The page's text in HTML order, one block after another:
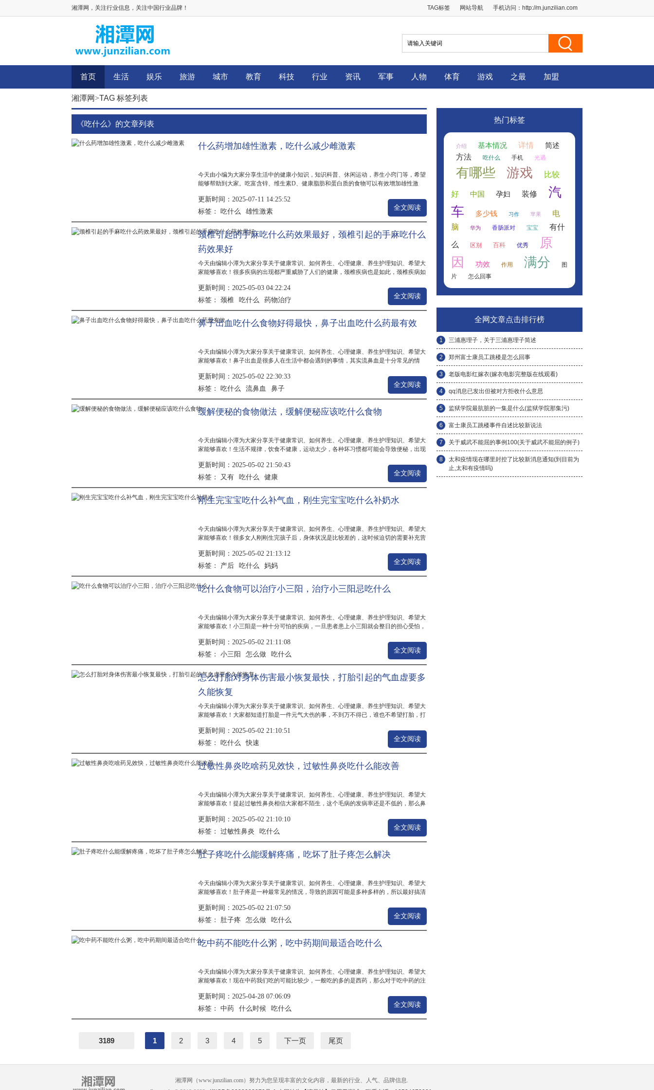
湘潭网，关注行业信息，关注中国行业品牌！ TAG标签 网站导航 手机访问： http://m.junzilian.com
首页 生活 娱乐 旅游 城市 教育 科技 行业 资讯 军事 人物 体育 游戏 之最 加盟
湘潭网>TAG 标签列表
《吃什么》的文章列表
什么药增加雄性激素，吃什么减少雌激素
今天由小编为大家分享生活中的健康小知识，知识科普、休闲运动，养生小窍门等，希望
能够帮助到大家。吃富含锌、维生素D、健康脂肪和蛋白质的食物可以有效增加雄性激
激素水平...
更新时间：2025-07-11 14:25:52
标签： 吃什么 雄性激素 全文阅读
颈椎引起的手麻吃什么药效果最好，颈椎引起的手麻吃什么
药效果好
今天由编辑小潭为大家分享关于健康常识、如何养生、心理健康、养生护理知识、希望大
家能够喜欢！很多疾病的出现都严重威胁了人们的健康，颈椎疾病也是如此，颈椎疾病如
容易引起的就是手麻，出现了这个症状的时候，大家一定要及时的治疗，那么劲椎引起手
麻吃什么...
更新时间：2025-05-03 04:22:24
标签： 颈椎 吃什么 药物治疗 全文阅读
鼻子出血吃什么食物好得最快，鼻子出血吃什么药最有效
今天由编辑小潭为大家分享关于健康常识、如何养生、心理健康、养生护理知识、希望大
家能够喜欢！鼻子出血是很多人在生活中都会遇到的事情，其实流鼻血是十分常见的情
就跟着我一起来看一看吧！流鼻血吃什么好1.南瓜流鼻血的时候吃南瓜效果是很好的，这
食物它有...
更新时间：2025-05-02 22:30:33
标签： 吃什么 流鼻血 鼻子 全文阅读
缓解便秘的食物做法，缓解便秘应该吃什么食物
今天由编辑小潭为大家分享关于健康常识、如何养生、心理健康、养生护理知识、希望大
家能够喜欢！生活不规律，饮食不健康，运动太少，各种坏习惯都可能会导致便秘，出现
直强调食补，食补可以治疗疾病，缓解症状。那么，如何在生活中着手，多吃什么可以减
轻便秘的...
更新时间：2025-05-02 21:50:43
标签：
又有 吃什么 健康 全文阅读
刚生完宝宝吃什么补气血，刚生完宝宝吃什么补奶水
今天由编辑小潭为大家分享关于健康常识、如何养生、心理健康、养生护理知识、希望大
家能够喜欢！很多女人刚刚生完孩子后，身体状况是比较差的，这时候迫切的需要补充营
了这个问题，很重要，下面就来一起看看吧，产后妈妈养身很重要。补充水分生完小孩之
后，女性...
更新时间：2025-05-02 21:13:12
标签： 产后 吃什么 妈妈 全文阅读
吃什么食物可以治疗小三阳，治疗小三阳忌吃什么
今天由编辑小潭为大家分享关于健康常识、如何养生、心理健康、养生护理知识、希望大
家能够喜欢！小三阳是一种十分可怕的疾病，一旦患者患上小三阳就会整日的担心受怕，
好的方法，那么小三阳是什么呢？小三阳怎么治？小三阳吃什么好？所谓“小三阳”是指慢
性乙型...
更新时间：2025-05-02 21:11:08
标签： 小三阳 怎么做 吃什么 全文阅读
怎么打胎对身体伤害最小恢复最快，打胎引起的气血虚要多
久能恢复
今天由编辑小潭为大家分享关于健康常识、如何养生、心理健康、养生护理知识、希望大
家能够喜欢！大家都知道打胎是一件元气大伤的事，不到万不得已，谁也不希望打胎，打
危害很大，所以打胎后怎么调理，也成了关键的事，下面来看看打胎吃什么好。尽管现在
医学技术...
更新时间：2025-05-02 21:10:51
标签： 吃什么 快速 全文阅读
过敏性鼻炎吃啥药见效快，过敏性鼻炎吃什么能改善
今天由编辑小潭为大家分享关于健康常识、如何养生、心理健康、养生护理知识、希望大
家能够喜欢！提起过敏性鼻炎相信大家都不陌生，这个毛病的发病率还是不低的，那么鼻
朋友整理了一些过敏性鼻炎比较适合吃的食物，来一起看看。过敏性鼻炎即变应性鼻炎，
过敏性鼻...
更新时间：2025-05-02 21:10:10
标签： 过敏性鼻炎 吃什么 全文阅读
肚子疼吃什么能缓解疼痛，吃坏了肚子疼怎么解决
今天由编辑小潭为大家分享关于健康常识、如何养生、心理健康、养生护理知识、希望大
家能够喜欢！肚子疼是一种最常见的情况，导致的原因可能是多种多样的，所以最好搞清
下吧，希望能够对你起到一定的帮助。肚子痛是我们人体经常会遇到的一种情况，而且很
多时候都...
更新时间：2025-05-02 21:07:50
标签：
肚子疼 怎么做 吃什么 全文阅读
吃中药不能吃什么粥，吃中药期间最适合吃什么
今天由编辑小潭为大家分享关于健康常识、如何养生、心理健康、养生护理知识、希望大
家能够喜欢！现在中药我们吃的可能比较少，一般吃的多的是西药，那么对于吃中药的注
清楚。下面跟小编一起来了解一下吧！吃中药的时候我们需要格外注意，一定不能忽视吃
中药的注...
更新时间：2025-04-28 07:06:09
标签： 中药 什么时候 吃什么 全文阅读
3189 1 2 3 4 5 下一页 尾页
热门标签
介绍 基本情况 详情 简述
方法 吃什么 手机 光遇
有哪些 游戏 比较
好 中国 孕妇 装修
汽
车
多少钱 习作 苹果
电
脑
华为 香肠派对 宝宝 有什
么 区别 百科 优秀
原
因
功效 作用 满分
图
片
怎么回事
全网文章点击排行榜
1 三浦惠理子，关于三浦惠理子简述
2 郑州富士康员工跳楼是怎么回事
3 老版电影红嫁衣(嫁衣电影完整版在线观看)
4 qq消息已发出但被对方拒收什么意思
5 监狱学院最肮脏的一集是什么(监狱学院那集污)
6 富士康员工跳楼事件自述比较新说法
7 关于威武不能屈的事例100(关于威武不能屈的例子)
8
太和疫情现在哪里封控了比较新消息通知(到目前为
止,太和有疫情吗)
湘潭网（www.junzilian.com）努力为您呈现丰富的文化内容，最新的行业、人气、品牌信息.